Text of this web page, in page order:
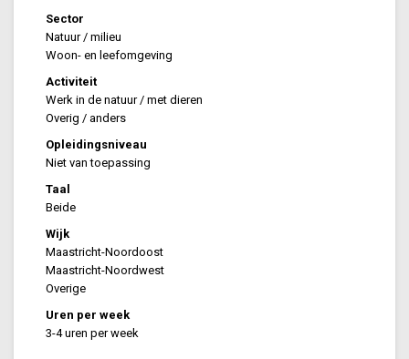
Sector
Natuur / milieu
Woon- en leefomgeving
Activiteit
Werk in de natuur / met dieren
Overig / anders
Opleidingsniveau
Niet van toepassing
Taal
Beide
Wijk
Maastricht-Noordoost
Maastricht-Noordwest
Overige
Uren per week
3-4 uren per week